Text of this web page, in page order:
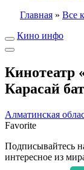
Главная » Все
Кино инфо
Кинотеатр
Карасай
Алматинская
Favorite
Подписывайтесь
интересное из